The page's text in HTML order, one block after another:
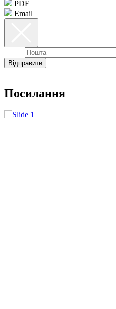
PDF
Email
Відправити
Посилання